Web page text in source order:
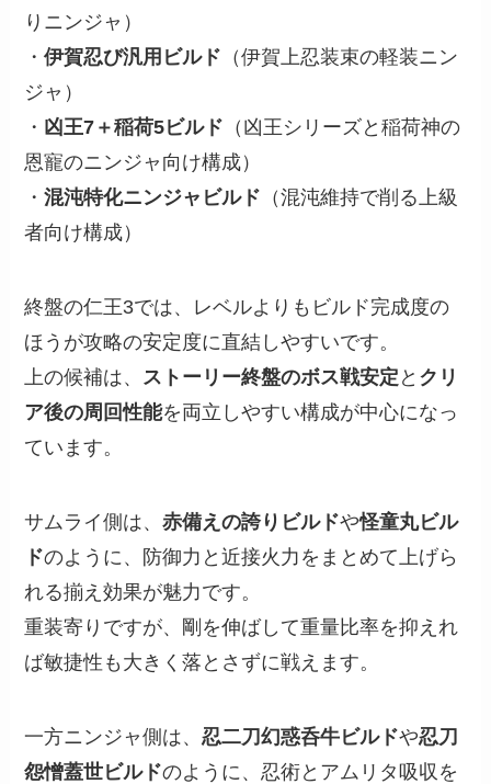
りニンジャ）
・伊賀忍び汎用ビルド （伊賀上忍装束の軽装ニン
ジャ）
・ 凶王7＋稲荷5ビルド （凶王シリーズと稲荷神の
恩寵のニンジャ向け構成）
・混沌特化ニンジャビルド （混沌維持で削る上級
者向け構成）
終盤の仁王3では、レベルよりもビルド完成度の
ほうが攻略の安定度に直結しやすいです。
上の候補は、 ストーリー終盤のボス戦安定 と クリ
ア後の周回性能を両立しやすい構成が中心になっ
ています。
サムライ側は、赤備えの誇りビルドや怪童丸ビル
ドのように、防御力と近接火力をまとめて上げら
れる揃え効果が魅力です。
重装寄りですが、剛を伸ばして重量比率を抑えれ
ば敏捷性も大きく落とさずに戦えます。
一方ニンジャ側は、忍二刀幻惑呑牛ビルドや忍刀
怨憎蓋世ビルドのように、忍術とアムリタ吸収を